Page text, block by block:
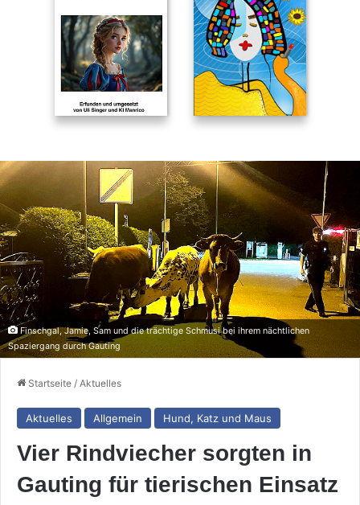
Finschgal, Jamie, Sam und die trächtige Schmusi bei ihrem nächtlichen
Spaziergang durch Gauting
Startseite / Aktuelles
Aktuelles Allgemein Hund, Katz und Maus
Vier Rindviecher sorgten in
Gauting für tierischen Einsatz